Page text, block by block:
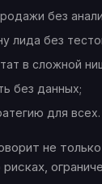
без
лида без
в сложной
без данных;
для всех.
не